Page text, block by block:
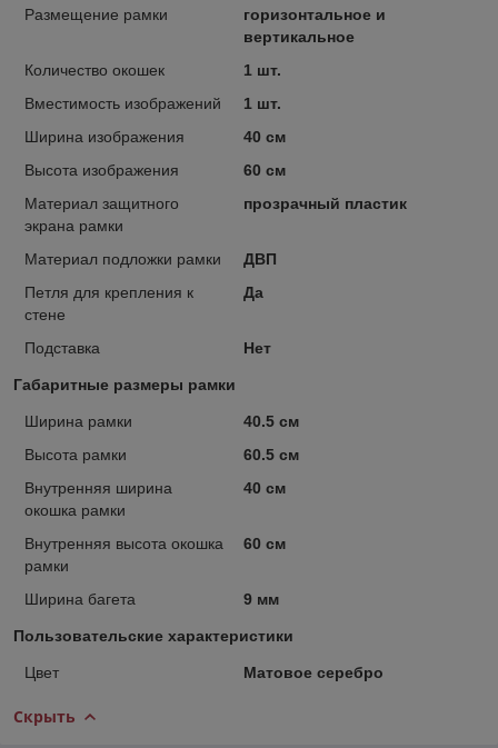
Размещение рамки
горизонтальное и
вертикальное
Количество окошек
1 шт.
Вместимость изображений
1 шт.
Ширина изображения
40 см
Высота изображения
60 см
Материал защитного
экрана рамки
прозрачный пластик
Материал подложки рамки
ДВП
Петля для крепления к
стене
Да
Подставка Нет
Габаритные размеры рамки
Ширина рамки
40.5 см
Высота рамки
60.5 см
Внутренняя ширина
окошка рамки
40 см
Внутренняя высота окошка
рамки
60 см
Ширина багета 9 мм
Пользовательские характеристики
Цвет Матовое серебро
Скрыть